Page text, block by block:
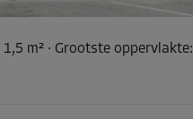
1,5 m² · Grootste oppervlakte: